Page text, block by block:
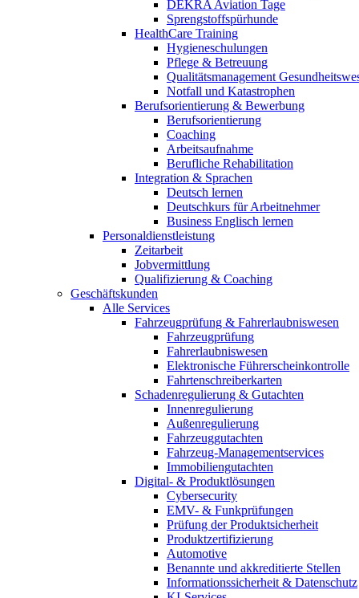
DEKRA Aviation Tage
Sprengstoffspürhunde
HealthCare Training
Hygieneschulungen
Pflege & Betreuung
Qualitätsmanagement
Notfall und Katastrophen
Berufsorientierung & Bewerbung
Berufsorientierung
Coaching
Arbeitsaufnahme
Berufliche Rehabilitation
Integration & Sprachen
Deutsch lernen
Deutschkurs für Arbeitnehmer
Business Englisch lernen
Personaldienstleistung
Zeitarbeit
Jobvermittlung
Qualifizierung & Coaching
Geschäftskunden
Alle Services
Fahrzeugprüfung & Fahrerlaubniswesen
Fahrzeugprüfung
Fahrerlaubniswesen
Elektronische Führerscheinkontrolle
Fahrtenschreiberkarten
Schadenregulierung & Gutachten
Innenregulierung
Außenregulierung
Fahrzeuggutachten
Fahrzeug-Managementservices
Immobiliengutachten
Digital- & Produktlösungen
Cybersecurity
EMV- & Funkprüfungen
Prüfung der Produktsicherheit
Produktzertifizierung
Automotive
Benannte und akkreditierte Stellen
Informationssicherheit & Datenschutz